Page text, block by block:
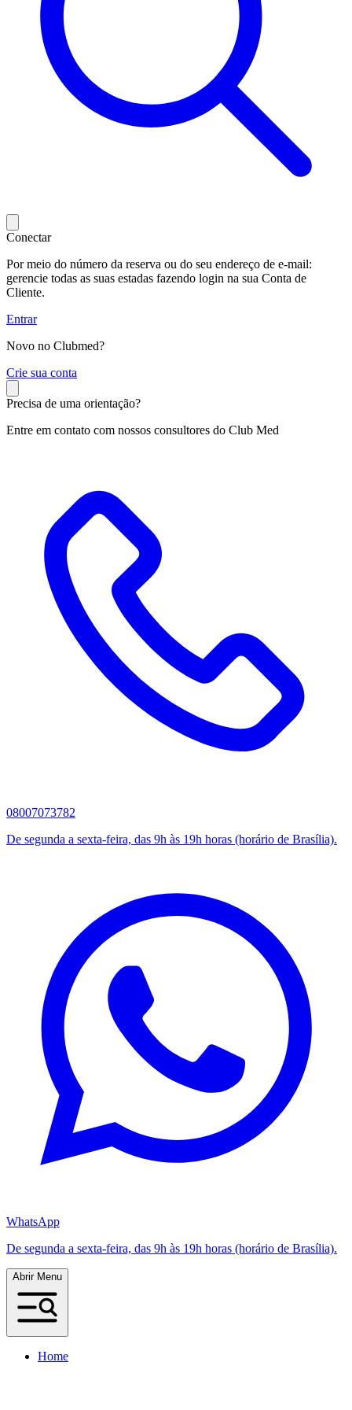
Conectar
Por meio do número da reserva ou do seu endereço de e-mail:
gerencie todas as suas estadas fazendo login na sua Conta de
Cliente.
Entrar
Novo no Clubmed?
Crie sua conta
Precisa de uma orientação?
Entre em contato com nossos consultores do Club Med
08007073782
De segunda a sexta-feira, das 9h às 19h horas (horário de Brasília).
WhatsApp
De segunda a sexta-feira, das 9h às 19h horas (horário de Brasília).
Abrir Menu
Home